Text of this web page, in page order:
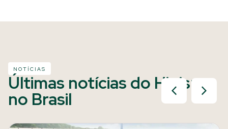
NOTÍCIAS
Últimas notícias do Hipismo
no Brasil